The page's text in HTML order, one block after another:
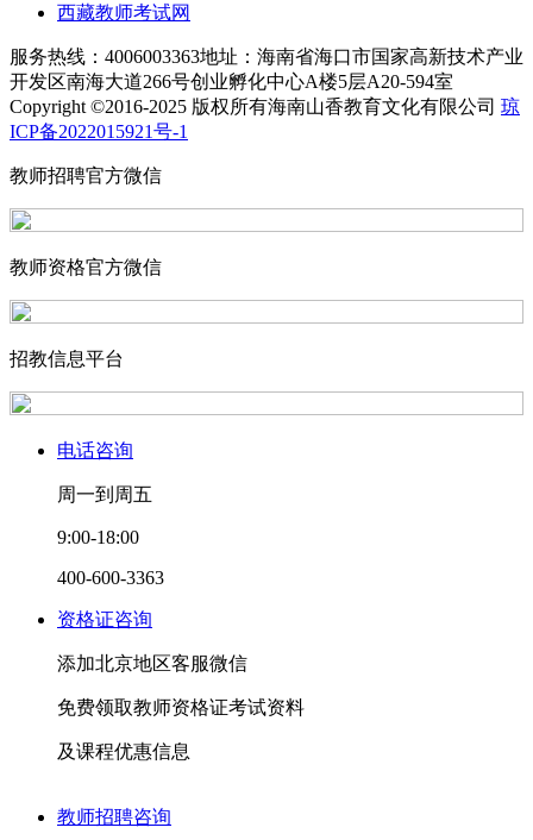
西藏教师考试网
服务热线：4006003363地址：海南省海口市国家高新技术产业
开发区南海大道266号创业孵化中心A楼5层A20-594室
Copyright ©2016-2025 版权所有海南山香教育文化有限公司 琼
ICP备2022015921号-1
教师招聘官方微信
教师资格官方微信
招教信息平台
电话咨询
周一到周五
9:00-18:00
400-600-3363
资格证咨询
添加北京地区客服微信
免费领取教师资格证考试资料
及课程优惠信息
教师招聘咨询